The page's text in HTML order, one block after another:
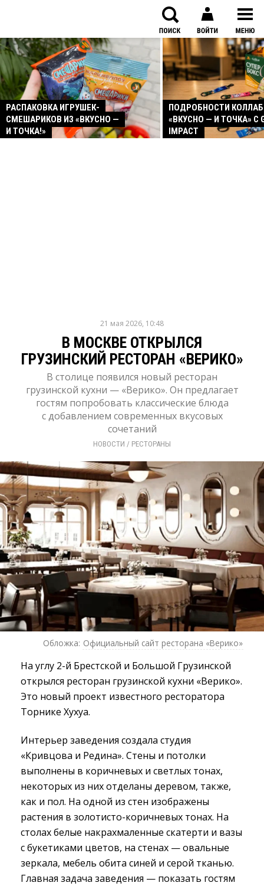
РАСПАКОВКА ИГРУШЕК-
СМЕШАРИКОВ ИЗ «ВКУСНО —
И ТОЧКА!»
ПОДРОБНОСТИ
«ВКУСНО — И ТОЧКА» С
IMPACT
21 мая 2026, 10:48
В МОСКВЕ ОТКРЫЛСЯ
ГРУЗИНСКИЙ РЕСТОРАН «ВЕРИКО»
В столице появился новый ресторан
грузинской кухни — «Верико». Он предлагает
гостям попробовать классические блюда
с добавлением современных вкусовых
сочетаний
НОВОСТИ / РЕСТОРАНЫ
Обложка: Официальный сайт ресторана «Верико»
На углу 2-й Брестской и Большой Грузинской
открылся ресторан грузинской кухни «Верико».
Это новый проект известного ресторатора
Торнике Хухуа.
Интерьер заведения создала студия
«Кривцова и Редина». Стены и потолки
выполнены в коричневых и светлых тонах,
некоторых из них отделаны деревом, также,
как и пол. На одной из стен изображены
растения в золотисто-коричневых тонах. На
столах белые накрахмаленные скатерти и вазы
с букетиками цветов, на стенах — овальные
зеркала, мебель обита синей и серой тканью.
Главная задача заведения — показать гостям